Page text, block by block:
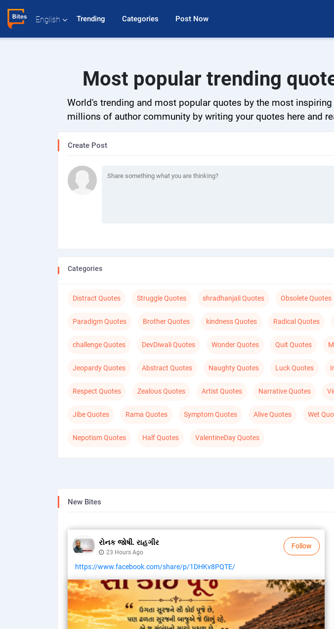
English Trending Categories Post Now
Most popular trending
World's trending and most popular quotes by the most
millions of author community by writing your quotes here and
Create Post
Categories
Distract Quotes Struggle Quotes shradhanjali Quotes Obsolete Quotes
Paradigm Quotes Brother Quotes kindness Quotes Radical Quotes
challenge Quotes DevDiwali Quotes Wonder Quotes Quit Quotes
Jeopardy Quotes Abstract Quotes Naughty Quotes Luck Quotes
Respect Quotes Zealous Quotes Artist Quotes Narrative Quotes
Jibe Quotes Rama Quotes Symptom Quotes Alive Quotes Wet
Nepotism Quotes Half Quotes ValentineDay Quotes
New Bites
Follow
રોનક જોષી. રાહગીર
23 Hours Ago
https://www.facebook.com/share/p/1DHKv8PQTE/